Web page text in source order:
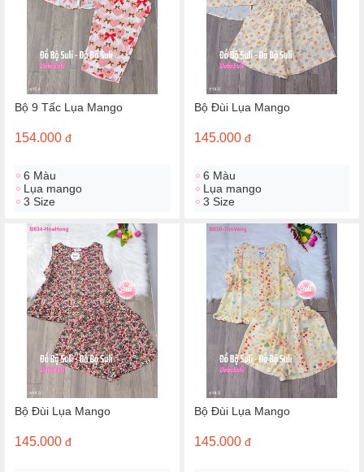
Bộ 9 Tấc Lụa Mango
154.000 đ
6 Màu
Lụa mango
3 Size
Bộ Đùi Lụa Mango
145.000 đ
6 Màu
Lụa mango
3 Size
Bộ Đùi Lụa Mango
145.000 đ
Bộ Đùi Lụa Mango
145.000 đ